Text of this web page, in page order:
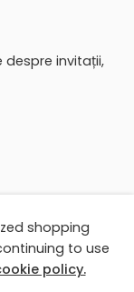
invitații,
eMarturii.ro!
Texte invitatii nunta
shopping
to use
policy.